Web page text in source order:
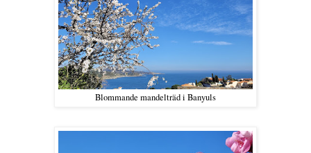
Blommande mandelträd i Banyuls